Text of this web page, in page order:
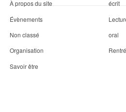
À propos du site
écrit
Évènements
Non classé
oral
Organisation
Savoir être